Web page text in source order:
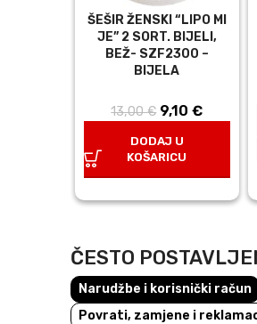
ŠEŠIR ŽENSKI “LIPO MI
JE” 2 SORT. BIJELI,
BEŽ- SZF2300 –
BIJELA
13,00€
Izvorna
je: 13,00 €.
9,10€
DODAJ U
KOŠARICU
ČESTO
Narudžbe i korisnički račun
Povrati, zamjene i